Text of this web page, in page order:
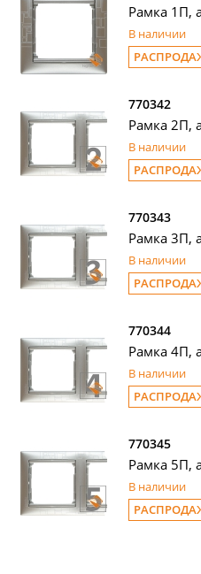
Рамка 1П,
В наличии
770342
Рамка 2П,
В наличии
770343
Рамка 3П,
В наличии
770344
Рамка 4П,
В наличии
770345
Рамка 5П,
В наличии